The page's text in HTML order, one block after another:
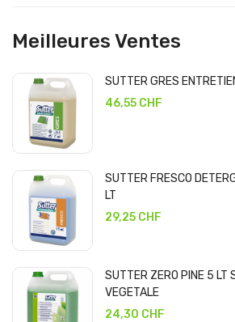
Meilleures Ventes
SUTTER GRES
46,55 CHF
SUTTER FRESCO
LT
29,25 CHF
SUTTER ZERO PINE 5 LT
VEGETALE
24,30 CHF